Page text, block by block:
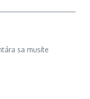
sa musíte